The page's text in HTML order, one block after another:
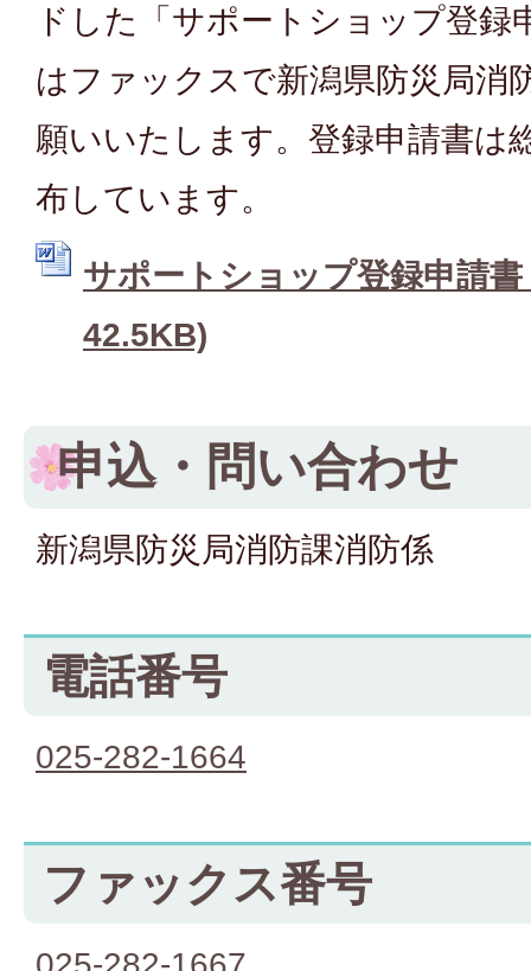
ドした「サポートショップ登録
はファックスで新潟県防災局消
願いいたします。登録申請書は
布しています。
サポートショップ登録申請
42.5KB)
申込・問い合わせ
新潟県防災局消防課消防係
電話番号
025-282-1664
ファックス番号